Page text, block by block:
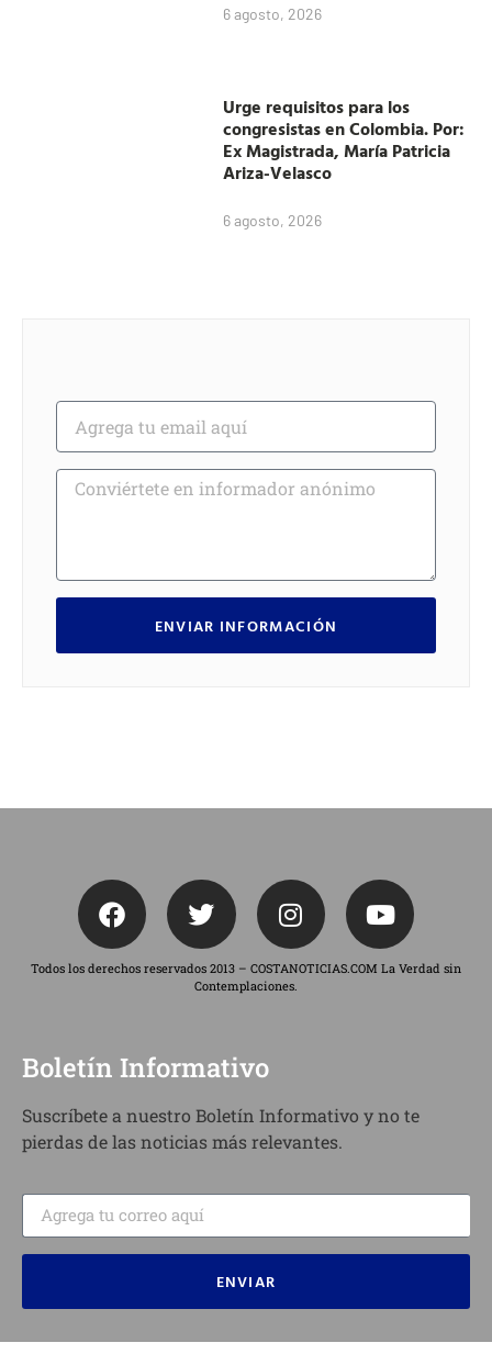
6 agosto, 2026
Urge requisitos para los
congresistas en Colombia. Por:
Ex Magistrada, María Patricia
Ariza-Velasco
6 agosto, 2026
ENVIAR INFORMACIÓN
Todos los derechos reservados 2013 – COSTANOTICIAS.COM La Verdad sin
Contemplaciones.
Boletín Informativo
Suscríbete a nuestro Boletín Informativo y no te
pierdas de las noticias más relevantes.
ENVIAR